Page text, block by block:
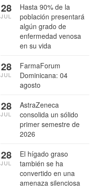
Hasta 90% de la
población presentará
algún grado de
enfermedad venosa
en su vida
28
JUL
FarmaForum
Dominicana: 04
agosto
28
JUL
AstraZeneca
consolida un sólido
primer semestre de
2026
28
JUL
El hígado graso
también se ha
convertido en una
amenaza silenciosa
28
JUL